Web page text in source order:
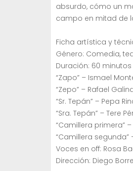
absurdo, cómo un
campo en mitad de
Ficha artística y
Género: Comedia,
Duración: 60 minutos
“Zapo” – Ismael
“Zepo” – Rafael
“Sr. Tepán” – Pepa
“Sra. Tepán” – Tere
“Camillera primera”
“Camillera segunda”
Voces en off: Rosa
Dirección: Diego